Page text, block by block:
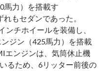
馬力）を搭載す
もセダンであった。
チホイールを装備し、
ジン（425馬力）を搭載
エンジンは、気筒休止機
るため、6リッター前後の